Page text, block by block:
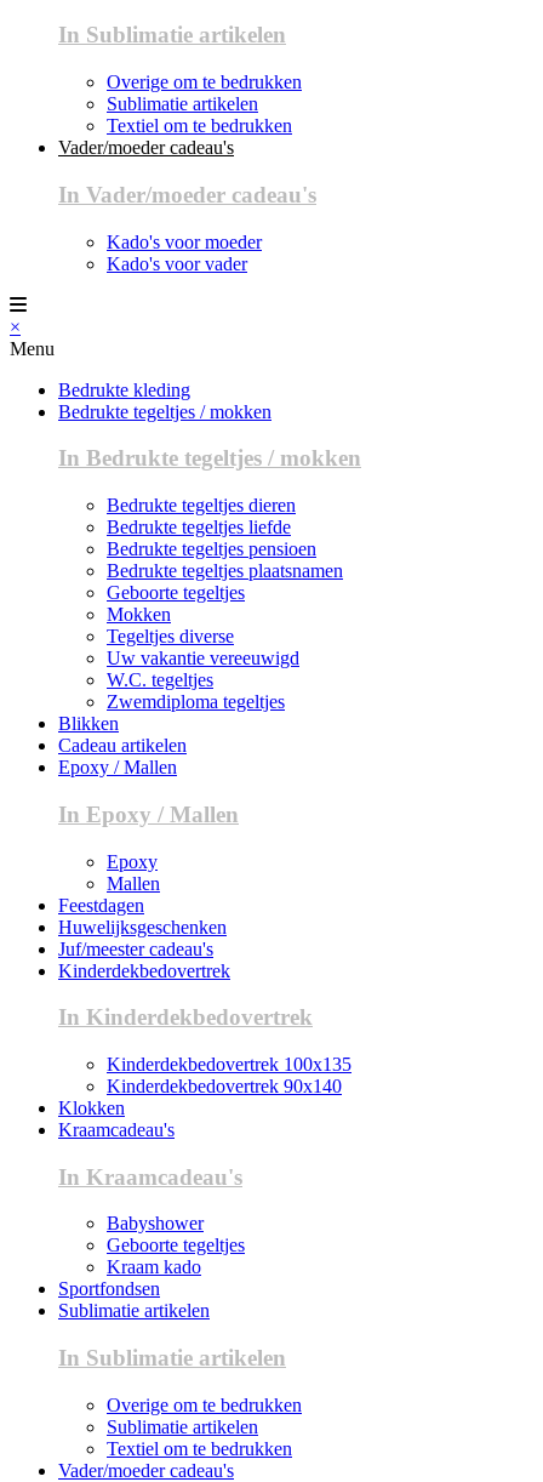
In Sublimatie artikelen
Overige om te bedrukken
Sublimatie artikelen
Textiel om te bedrukken
Vader/moeder cadeau's
In Vader/moeder cadeau's
Kado's voor moeder
Kado's voor vader
×
Menu
Bedrukte kleding
Bedrukte tegeltjes / mokken
In Bedrukte tegeltjes / mokken
Bedrukte tegeltjes dieren
Bedrukte tegeltjes liefde
Bedrukte tegeltjes pensioen
Bedrukte tegeltjes plaatsnamen
Geboorte tegeltjes
Mokken
Tegeltjes diverse
Uw vakantie vereeuwigd
W.C. tegeltjes
Zwemdiploma tegeltjes
Blikken
Cadeau artikelen
Epoxy / Mallen
In Epoxy / Mallen
Epoxy
Mallen
Feestdagen
Huwelijksgeschenken
Juf/meester cadeau's
Kinderdekbedovertrek
In Kinderdekbedovertrek
Kinderdekbedovertrek 100x135
Kinderdekbedovertrek 90x140
Klokken
Kraamcadeau's
In Kraamcadeau's
Babyshower
Geboorte tegeltjes
Kraam kado
Sportfondsen
Sublimatie artikelen
In Sublimatie artikelen
Overige om te bedrukken
Sublimatie artikelen
Textiel om te bedrukken
Vader/moeder cadeau's